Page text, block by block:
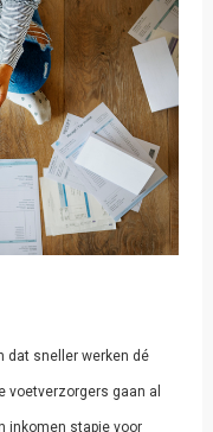
dat sneller werken dé
voetverzorgers gaan al
inkomen stapje voor